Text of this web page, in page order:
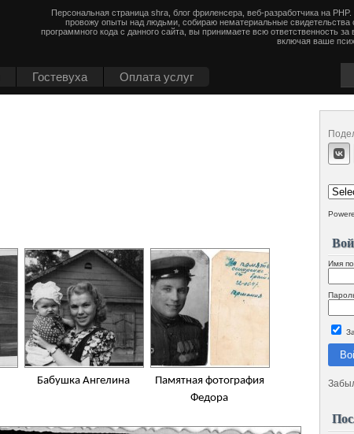
Гостевуха Оплата услуг
Персональная страница shra, блог фриленсера, веб-разработчика на
провожу опыты над людьми, собираю нематериальные свидетельства
программного кода с данного сайта, вы принимаете всю ответственность
включая ваше
Бабушка Ангелина
Памятная фотография
Федора
Имя